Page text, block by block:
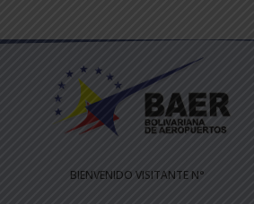
BIENVENIDO VISITANTE N°